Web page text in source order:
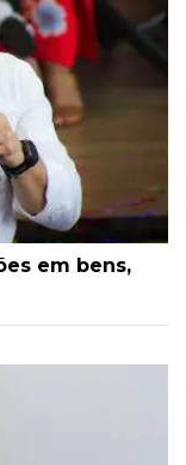
em bens,